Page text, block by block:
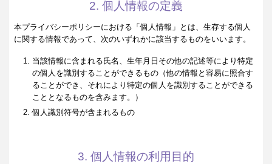
2. 個人情報の定義
本プライバシーポリシーにおける「個人情報」とは、生存する個人
に関する情報であって、次のいずれかに該当するものをいいます。
当該情報に含まれる氏名、生年月日その他の記述等により特定
の個人を識別することができるもの（他の情報と容易に照合す
ることができ、それにより特定の個人を識別することができる
こととなるものを含みます。）
個人識別符号が含まれるもの
3. 個人情報の利用目的